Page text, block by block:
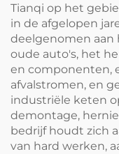
Tianqi op het
in de afgelopen
deelgenomen aan
oude auto's, het
en componenten,
afvalstromen, en
industriële keten
demontage,
bedrijf houdt zich
van hard werken,